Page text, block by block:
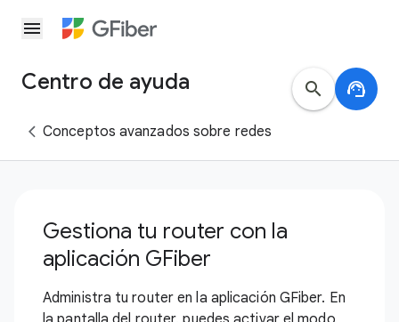
menu
Centro de ayuda search support_agent
Conceptos avanzados sobre redes
Gestiona tu router con la
aplicación GFiber
Administra tu router en la aplicación GFiber. En